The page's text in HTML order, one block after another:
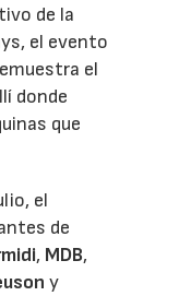
de la
el evento
el
donde
que
el
de
, MDB,
y